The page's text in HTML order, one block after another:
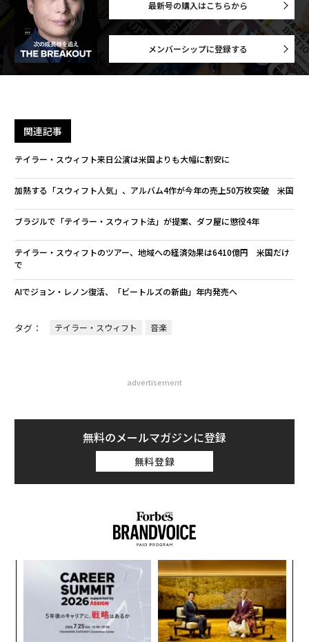
最新号の購入はこちらから
メンバーシップに登録する
関連記事
テイラー・スウィフト来日公演は米国よりも大幅に割安に
加熱する「スウィフト人気」、アルバム4作が今年の売上50万枚突破 米国
ブラジルで「テイラー・スウィフト法」が提案、ダフ屋に懲役4年
テイラー・スウィフトのツアー、地域への経済効果は6410億円 米国だけ
で
AIでジョン・レノン復活、「ビートルズの新曲」年内発売へ
タグ： テイラー・スウィフト 音楽
advertisement
無料のメールマガジンに登録
無料登録